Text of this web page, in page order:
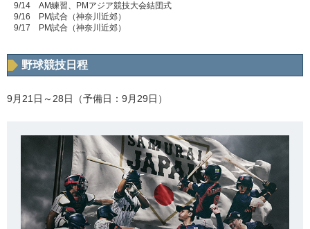
9/14 AM練習、PMアジア競技大会結団式
9/16 PM試合（神奈川近郊）
9/17 PM試合（神奈川近郊）
野球競技日程
9月21日～28日（予備日：9月29日）